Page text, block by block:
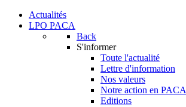
Actualités
LPO PACA
Back
S'informer
Toute l'actualité
Lettre d'information
Nos valeurs
Notre action en PACA
Editions